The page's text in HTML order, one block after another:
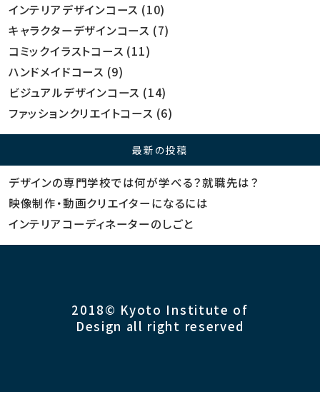
インテリアデザインコース (10)
キャラクターデザインコース (7)
コミックイラストコース (11)
ハンドメイドコース (9)
ビジュアルデザインコース (14)
ファッションクリエイトコース (6)
最新の投稿
デザインの専門学校では何が学べる？就職先は？
映像制作・動画クリエイターになるには
インテリアコーディネーターのしごと
2018© Kyoto Institute of
Design all right reserved